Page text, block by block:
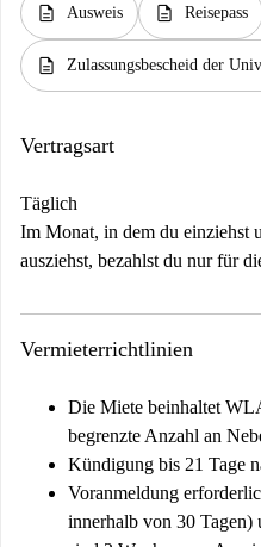
description Ausweis description Reisepass
description Zulassungsbescheid der
Vertragsart
Täglich
Im Monat, in dem du einziehst
ausziehst, bezahlst du nur für
Vermieterrichtlinien
Die Miete beinhaltet
begrenzte Anzahl an
Kündigung bis 21 Tage
Voranmeldung
innerhalb von 30